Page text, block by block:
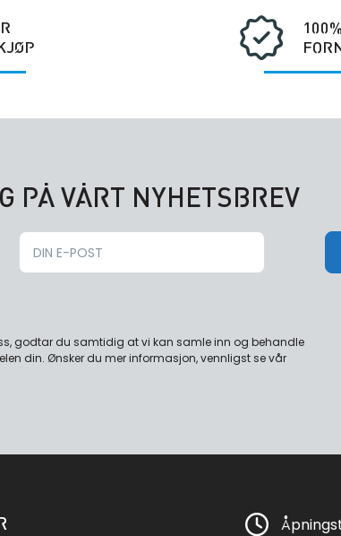
100%
PÅ VÅRT NYHETSBREV
godtar du samtidig at vi kan samle inn og behandle
din. Ønsker du mer informasjon, vennligst se vår